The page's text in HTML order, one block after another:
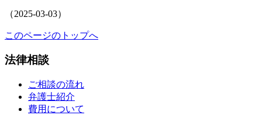
（2025-03-03）
このページのトップへ
法律相談
ご相談の流れ
弁護士紹介
費用について